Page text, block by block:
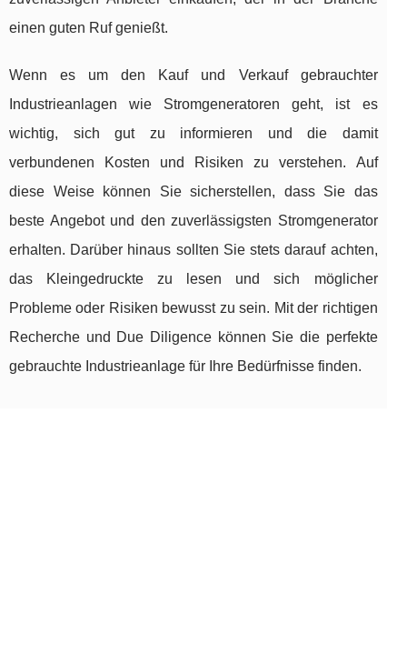
einen guten Ruf genießt.
Wenn es um den Kauf und Verkauf gebrauchter
Industrieanlagen wie Stromgeneratoren geht, ist es
wichtig, sich gut zu informieren und die damit
verbundenen Kosten und Risiken zu verstehen. Auf
diese Weise können Sie sicherstellen, dass Sie das
beste Angebot und den zuverlässigsten Stromgenerator
erhalten. Darüber hinaus sollten Sie stets darauf achten,
das Kleingedruckte zu lesen und sich möglicher
Probleme oder Risiken bewusst zu sein. Mit der richtigen
Recherche und Due Diligence können Sie die perfekte
gebrauchte Industrieanlage für Ihre Bedürfnisse finden.